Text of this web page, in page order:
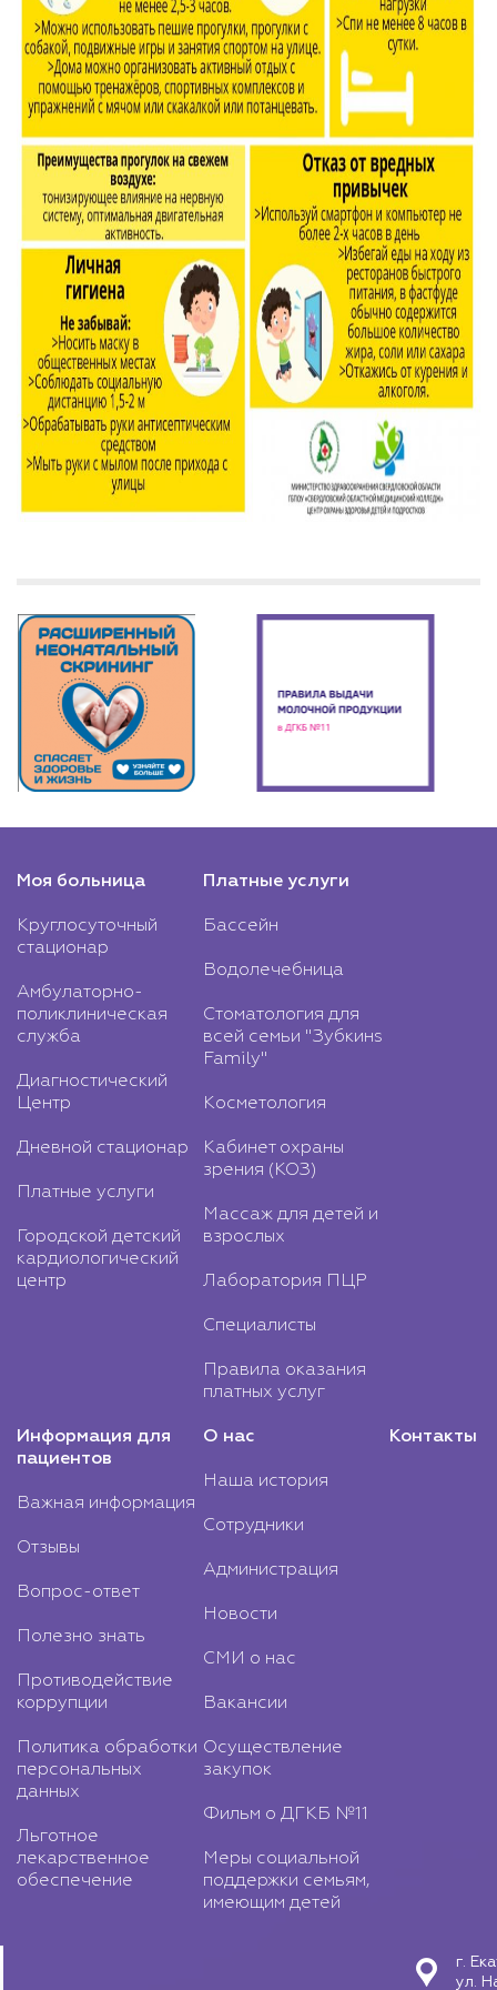
Моя больница
Круглосуточный
стационар
Амбулаторно-
поликлиническая
служба
Диагностический
Центр
Дневной стационар
Платные услуги
Городской детский
кардиологический
центр
Платные услуги
Бассейн
Водолечебница
Стоматология для
всей семьи "Зубкинs
Family"
Косметология
Кабинет охраны
зрения (КОЗ)
Массаж для детей и
взрослых
Лаборатория ПЦР
Специалисты
Правила оказания
платных услуг
Информация для
пациентов
Важная информация
Отзывы
Вопрос-ответ
Полезно знать
Противодействие
коррупции
Политика обработки
персональных
данных
Льготное
лекарственное
обеспечение
О нас
Наша история
Сотрудники
Администрация
Новости
СМИ о нас
Вакансии
Осуществление
закупок
Фильм о ДГКБ №11
Меры социальной
поддержки семьям,
имеющим детей
Контакты
г.
ул.